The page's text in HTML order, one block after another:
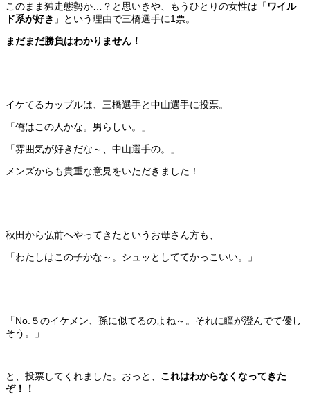
このまま独走態勢か…？と思いきや、もうひとりの女性は「ワイル
ド系が好き 」という理由で三橋選手に1票。
まだまだ勝負はわかりません！
イケてるカップルは、三橋選手と中山選手に投票。
「俺はこの人かな。男らしい。」
「雰囲気が好きだな～、中山選手の。」
メンズからも貴重な意見をいただきました！
秋田から弘前へやってきたというお母さん方も、
「わたしはこの子かな～。シュッとしててかっこいい。」
「No.５のイケメン、孫に似てるのよね～。それに瞳が澄んでて優し
そう。」
と、投票してくれました。おっと、 これはわからなくなってきた
ぞ！！